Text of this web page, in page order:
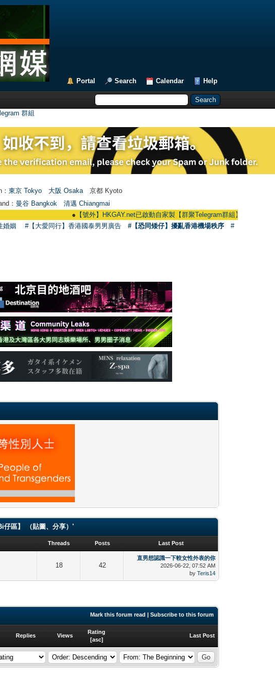
Portal Search Calendar Help
群組
東京 Tokyo 大阪 Osaka 京都 Kyoto
： 曼谷 Bangkok
清邁 Chiangmai
【號外】HKGAY.net已啟動自家製【群聚Telegram群組】
婚姻 #【大愛同行】香港國泰男男廣告 #【恐同矮仔】擾亂香港機場秩序
#
區】 （貼圖、分享）'
Threads Posts Last Post
18 42
直男想認識一下較女性外表的你
2026-06-22, 07:52 AM
byTeris14
Mark this forum read |Subscribe to this forum
Replies Views
Rating
[asc]
Last Post